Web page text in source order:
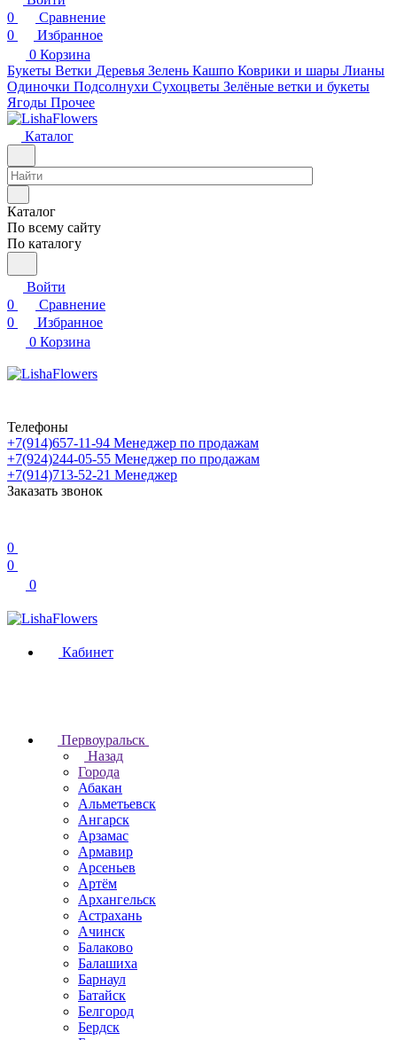
0
Сравнение
0
Избранное
0 Корзина
Букеты Ветки Деревья Зелень Кашпо Коврики и шары Лианы
Одиночки Подсолнухи Сухоцветы Зелёные ветки и букеты
Ягоды Прочее
Каталог
Каталог
По всему сайту
По каталогу
Войти
0
Сравнение
0
Избранное
0 Корзина
Телефоны
+7(914)657-11-94 Менеджер по продажам
+7(924)244-05-55 Менеджер по продажам
+7(914)713-52-21 Менеджер
Заказать звонок
0
0
0
Кабинет
Первоуральск
Назад
Города
Абакан
Альметьевск
Ангарск
Арзамас
Армавир
Арсеньев
Артём
Архангельск
Астрахань
Ачинск
Балаково
Балашиха
Барнаул
Батайск
Белгород
Бердск